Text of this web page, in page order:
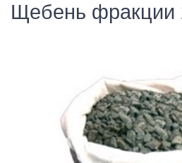
Щебень фракции